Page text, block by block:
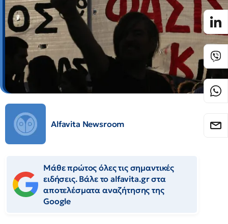
Alfavita Newsroom
Μάθε πρώτος όλες τις σημαντικές
ειδήσεις. Βάλε το alfavita.gr στα
αποτελέσματα αναζήτησης της
Google